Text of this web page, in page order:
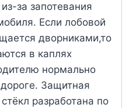
за запотевания
Если лобовой
дворниками,то
в каплях
нормально
Защитная
разработана по